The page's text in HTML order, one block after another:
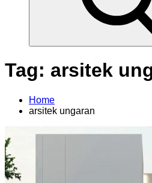
Tag: arsitek
Home
arsitek ungaran